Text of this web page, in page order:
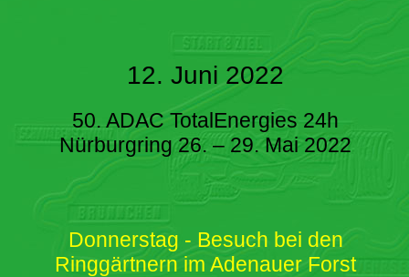
12. Juni 2022
50. ADAC TotalEnergies 24h
Nürburgring 26. – 29. Mai 2022
Donnerstag - Besuch bei den
Ringgärtnern im Adenauer Forst